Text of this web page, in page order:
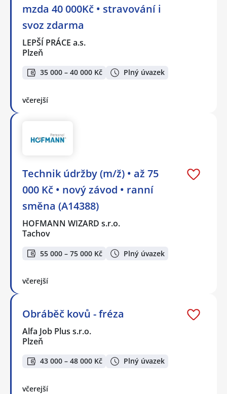
mzda 40 000Kč • stravování i
svoz zdarma
LEPŠÍ PRÁCE a.s.
Plzeň
35 000 – 40 000 Kč Plný úvazek
včerejší
Technik údržby (m/ž) • až 75
000 Kč • nový závod • ranní
směna (A14388)
HOFMANN WIZARD s.r.o.
Tachov
55 000 – 75 000 Kč Plný úvazek
včerejší
Obráběč kovů - fréza
Alfa Job Plus s.r.o.
Plzeň
43 000 – 48 000 Kč Plný úvazek
včerejší